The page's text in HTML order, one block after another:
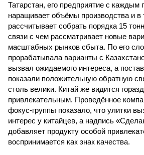
Татарстан, его предприятие с каждым
наращивает объёмы производства и в
рассчитывает собрать порядка 15
связи с чем рассматривает новые
масштабных рынков сбыта. По его
прорабатывала варианты с
вызвал ожидаемого интереса, а
показали положительную обратную
столь велики. Китай же видится
привлекательным. Проведённое
фокус-группы показало, что улитки
интерес у китайцев, а надпись
добавляет продукту особой
воспринимается как знак качества.